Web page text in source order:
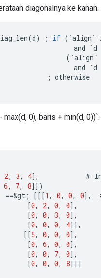
diagonalnya ke kanan.
(d) ; if ( `align `
and
`d
( `align `
and
`d
; otherwise
0), baris + min(d, 0))`.
2, 3, 4] , #
6, 7, 8]] )
==&gt ; [[[1 , 0, 0, 0] ,
[0, 2, 0, 0] ,
[0, 0, 3, 0] ,
[0, 0, 0, 4]] ,
[[5, 0, 0, 0] ,
[0, 6, 0, 0] ,
[0, 0, 7, 0] ,
[0, 0, 0, 8]]]